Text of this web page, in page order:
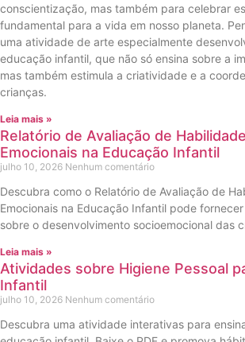
conscientização, mas também para celebrar
fundamental para a vida em nosso planeta.
uma atividade de arte especialmente
educação infantil, que não só ensina sobre a
mas também estimula a criatividade e a
crianças.
Leia mais »
Relatório de Avaliação de
Emocionais na Educação Infantil
julho 10, 2026 Nenhum comentário
Descubra como o Relatório de Avaliação de
Emocionais na Educação Infantil pode
sobre o desenvolvimento socioemocional das
Leia mais »
Atividades sobre Higiene Pessoal
Infantil
julho 10, 2026 Nenhum comentário
Descubra uma atividade interativas para